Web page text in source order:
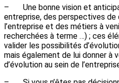
– Une bonne vision et
entreprise, des perspectives
l’entreprise et des métiers à
recherchées à terme …) ; ces
valider les possibilités
mais également de lui donner à
d’évolution au sein de